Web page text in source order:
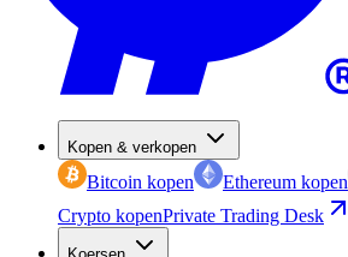
Kopen & verkopen
Bitcoin kopen Ethereum kopen
Crypto kopenPrivate Trading Desk